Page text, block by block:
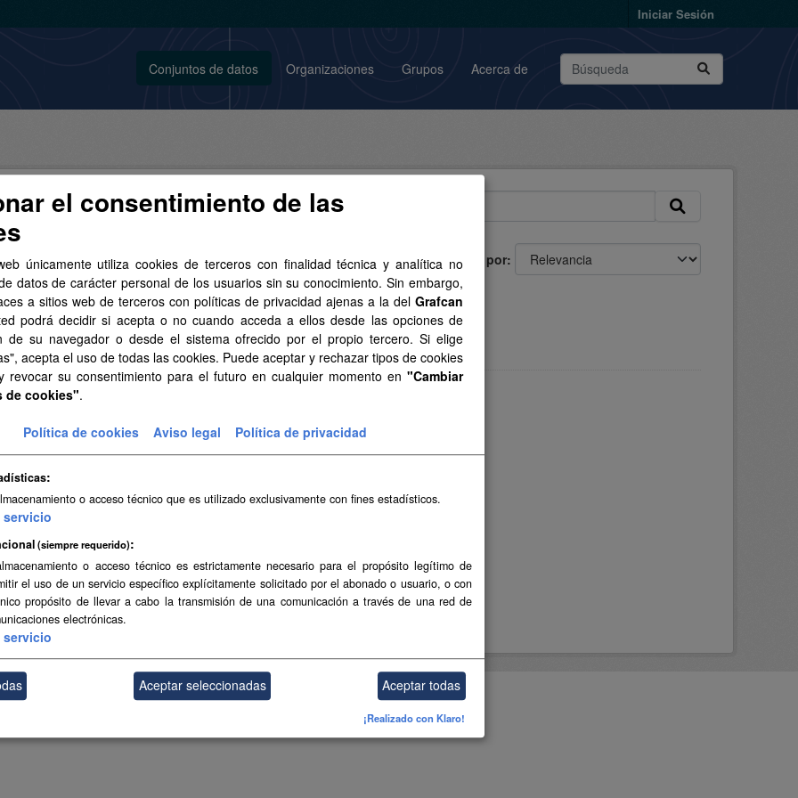
Iniciar Sesión
Conjuntos de datos Organizaciones Grupos Acerca de
Ordenar por
de datos encontrado
SpatiaLite SHP Etiquetas: cartografía
Licencias:
Legal del SITCAN
Organizaciones: GRAFCAN
a escala 1:5.000 de Canarias (2004-2006)
puede acceder a este registro utilizando los
el consentimiento de las
únicamente utiliza cookies de terceros con finalidad técnica y analítica no
datos de carácter personal de los usuarios sin su conocimiento. Sin embargo,
a sitios web de terceros con políticas de privacidad ajenas a la del Grafcan
podrá decidir si acepta o no cuando acceda a ellos desde las opciones de
de su navegador o desde el sistema ofrecido por el propio tercero. Si elige
acepta el uso de todas las cookies. Puede aceptar y rechazar tipos de cookies
revocar su consentimiento para el futuro en cualquier momento en "Cambiar
de cookies".
Política de cookies Aviso legal Política de privacidad
o acceso técnico que es utilizado exclusivamente con fines estadísticos.
servicio
(siempre requerido)
o acceso técnico es estrictamente necesario para el propósito legítimo de
el uso de un servicio específico explícitamente solicitado por el abonado o usuario, o con
propósito de llevar a cabo la transmisión de una comunicación a través de una red de
electrónicas.
servicio
Aceptar seleccionadas Aceptar todas
¡Realizado con Klaro!